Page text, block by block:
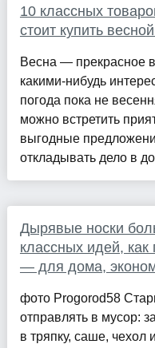
10 классных
стоит купить
Весна — прекрасное
какими-нибудь
погода пока не
можно встретить
выгодные
откладывать дело в
Дырявые носки
классных идей,
— для дома,
фото Progorod58
отправлять в мусор:
в тряпку, саше, чехол